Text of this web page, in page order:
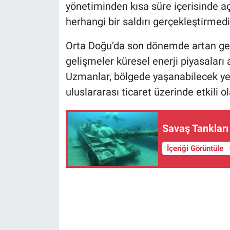
yönetiminden kısa süre içerisinde
herhangi bir saldırı
Orta Doğu’da son dönemde artan
gelişmeler küresel enerji piyasaları
Uzmanlar, bölgede yaşanabilecek
uluslararası ticaret üzerinde etkili
Savaş
İçeriği Görüntüle